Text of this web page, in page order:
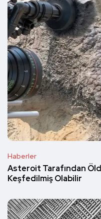
Haberler
Asteroit Tarafından
Keşfedilmiş Olabilir